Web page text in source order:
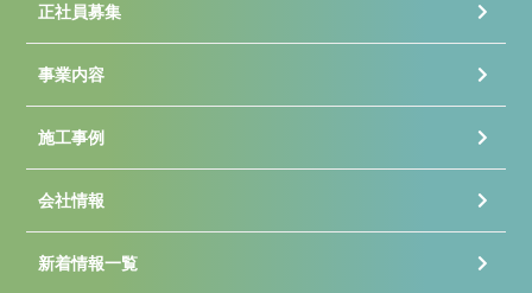
正社員募集
事業内容
施工事例
会社情報
新着情報一覧